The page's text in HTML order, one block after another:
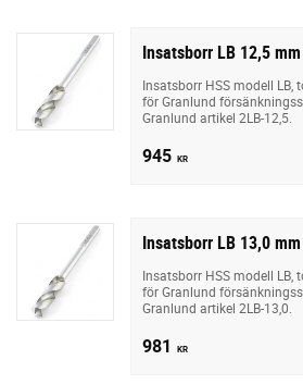
Insatsborr LB 12,5
Insatsborr HSS modell LB,
för Granlund
Granlund artikel 2LB-12,5.
945 KR
Insatsborr LB 13,0
Insatsborr HSS modell LB,
för Granlund
Granlund artikel 2LB-13,0.
981 KR